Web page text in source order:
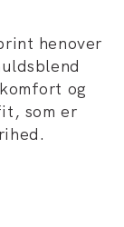
henover
og
som er